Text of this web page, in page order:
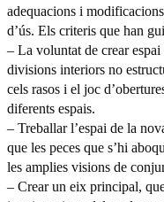
adequacions i
d’ús. Els criteris que han
– La voluntat de crear
divisions interiors no
cels rasos i el joc
diferents espais.
– Treballar l’espai de la
que les peces que s’hi
les amplies visions de
– Crear un eix principal,